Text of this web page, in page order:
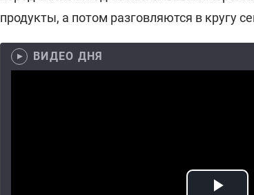
продукты, а потом разговляются в кругу
ВИДЕО ДНЯ